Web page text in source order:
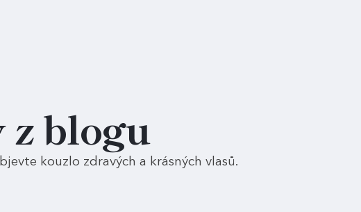
z blogu
kouzlo zdravých a krásných vlasů.